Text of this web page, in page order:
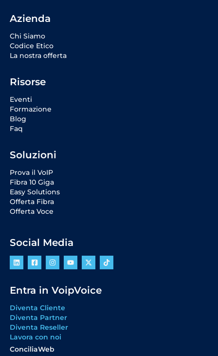
Azienda
Chi Siamo
Codice Etico
La nostra offerta
Risorse
Eventi
Formazione
Blog
Faq
Soluzioni
Prova il VoIP
Fibra 10 Giga
Easy Solutions
Offerta Fibra
Offerta Voce
Social Media
Entra in VoipVoice
Diventa Cliente
Diventa Partner
Diventa Reseller
Lavora con noi
ConciliaWeb